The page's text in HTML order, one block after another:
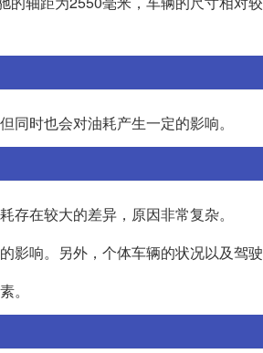
时也会对油耗产生一定的影响。
在较大的差异，原因非常复杂。
响。另外，个体车辆的状况以及驾驶
。